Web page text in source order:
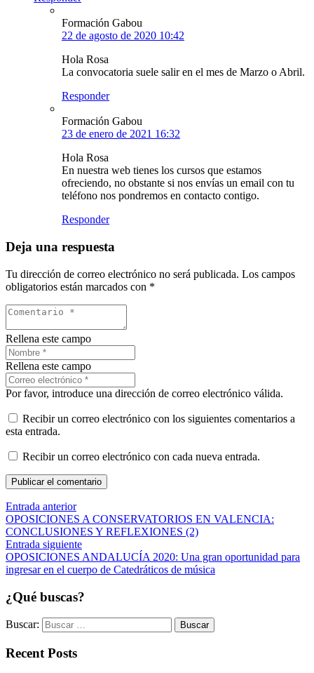
Formación Gabou
22 de agosto de 2020 10:42
Hola Rosa
La convocatoria suele salir en el mes de Marzo o Abril.
Responder
Formación Gabou
23 de enero de 2021 16:32
Hola Rosa
En nuestra web tienes los cursos que estamos
ofreciendo, no obstante si nos envías un email con tu
teléfono nos pondremos en contacto contigo.
Responder
Deja una respuesta
Tu dirección de correo electrónico no será publicada. Los campos
obligatorios están marcados con *
Rellena este campo
Rellena este campo
Por favor, introduce una dirección de correo electrónico válida.
Recibir un correo electrónico con los siguientes comentarios a
esta entrada.
Recibir un correo electrónico con cada nueva entrada.
Publicar el comentario
Entrada anterior
OPOSICIONES A CONSERVATORIOS EN VALENCIA:
CONCLUSIONES Y REFLEXIONES (2)
Entrada siguiente
OPOSICIONES ANDALUCÍA 2020: Una gran oportunidad para
ingresar en el cuerpo de Catedráticos de música
¿Qué buscas?
Buscar:
Recent Posts